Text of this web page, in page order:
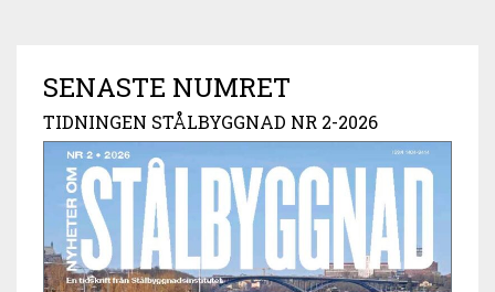
SENASTE NUMRET
TIDNINGEN STÅLBYGGNAD NR 2-2026